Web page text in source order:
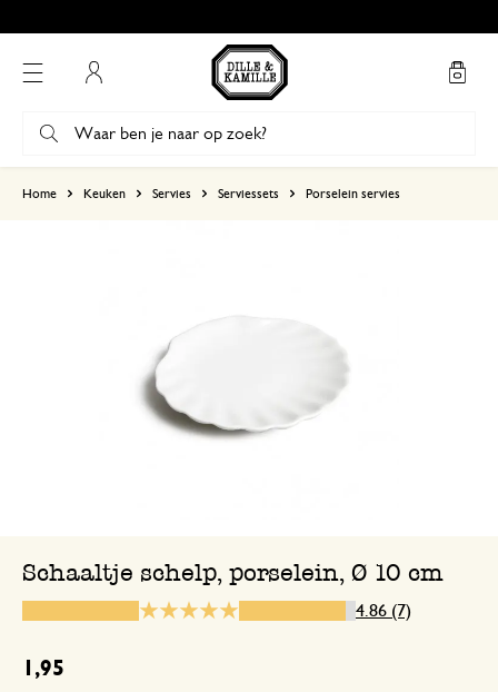
Home Keuken Servies Serviessets Porselein servies
Schaaltje schelp, porselein, Ø 10 cm
4.86 (7)
1,95
Mooi
29 oktober 2024